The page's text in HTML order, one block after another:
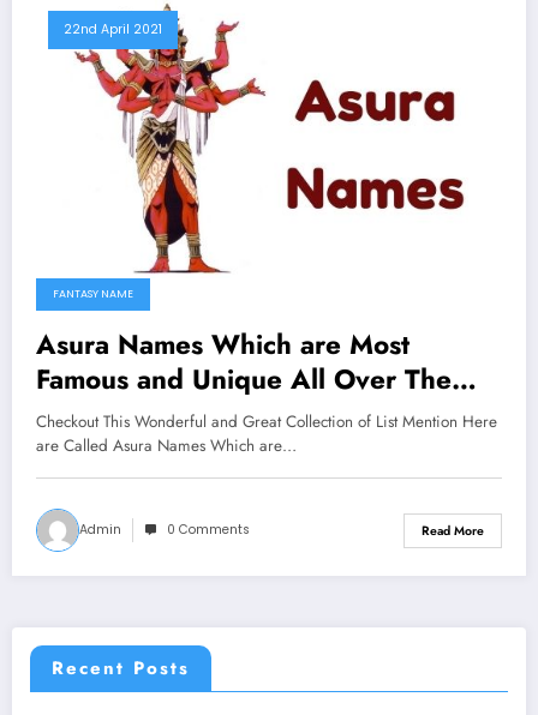
22nd April 2021
FANTASY NAME
Asura Names Which are Most
Famous and Unique All Over The
Worlds
Checkout This Wonderful and Great Collection of List Mention Here
are Called Asura Names Which are…
Admin 0 Comments Read More
Recent Posts